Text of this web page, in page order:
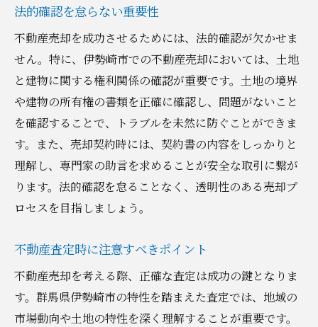
コミュニケーションを円滑にするためのヒ
ント
専門家のネットワークを活用する
売却前の相談で得られる安心感
群馬県伊勢崎市における不動産売却の戦略的ス
テップ
売却計画の立て方
適正価格の設定方法
効果的なマーケティング戦略
売却契約の締結ポイント
アフターケアの重要性
安全性を確保した不動産売却で資産価値を最大
化する方法
法的確認を怠らない重要性
不動産売却を成功させるためには、法的確認が欠かせま
せん。特に、伊勢崎市での不動産売却においては、土地
と建物に関する権利関係の確認が重要です。土地の境界
や建物の所有権の書類を正確に確認し、問題がないこと
を確認することで、トラブルを未然に防ぐことができま
す。また、売却契約時には、契約書の内容をしっかりと
理解し、専門家の助言を求めることが安全な取引に繋が
ります。法的確認を怠ることなく、透明性のある売却プ
ロセスを目指しましょう。
不動産査定時に注意すべきポイント
不動産売却を考える際、正確な査定は成功の鍵となりま
す。群馬県伊勢崎市の特性を踏まえた査定では、地域の
市場動向や土地の特性を深く理解することが重要です。